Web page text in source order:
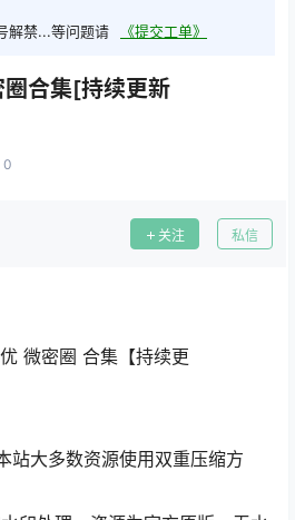
解禁...等问题请
《提交工单》
合集[持续更新
0
关注 私信
微密圈 合集【持续更
站大多数资源使用双重压缩方